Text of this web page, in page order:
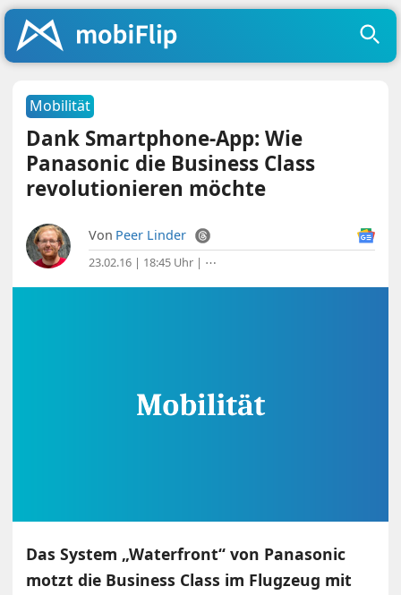
Mobilität
Dank Smartphone-App: Wie
Panasonic die Business Class
revolutionieren möchte
Von Peer Linder
23.02.16 | 18:45 Uhr | ⋯
Das System „Waterfront“ von Panasonic
motzt die Business Class im Flugzeug mit